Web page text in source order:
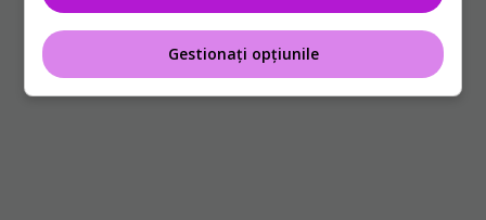
Gestionați opțiunile